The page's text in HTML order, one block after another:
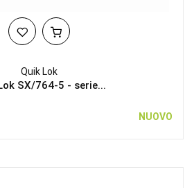
Quik Lok
SX/764-5 - serie...
NUOVO